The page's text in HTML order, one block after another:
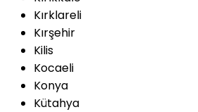
Kırklareli
Kırşehir
Kilis
Kocaeli
Konya
Kütahya